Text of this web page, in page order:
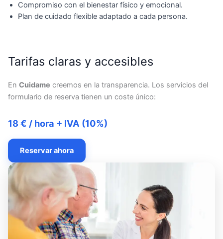
Compromiso con el bienestar físico y emocional.
Plan de cuidado flexible adaptado a cada persona.
Tarifas claras y accesibles
En Cuidame creemos en la transparencia. Los servicios del
formulario de reserva tienen un coste único:
18 € / hora + IVA (10%)
Reservar ahora